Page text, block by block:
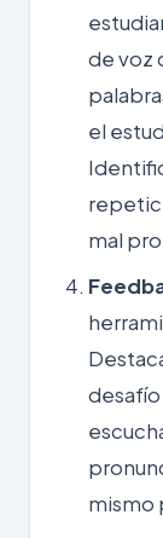
de voz
el
mal
mismo